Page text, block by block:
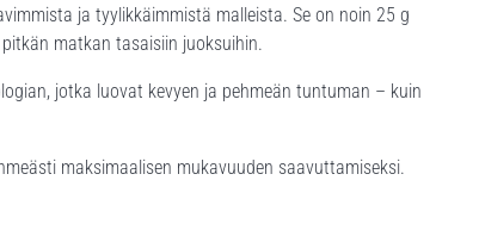
ja tyylikkäimmistä malleista. Se on noin 25 g
matkan tasaisiin juoksuihin.
jotka luovat kevyen ja pehmeän tuntuman – kuin
maksimaalisen mukavuuden saavuttamiseksi.